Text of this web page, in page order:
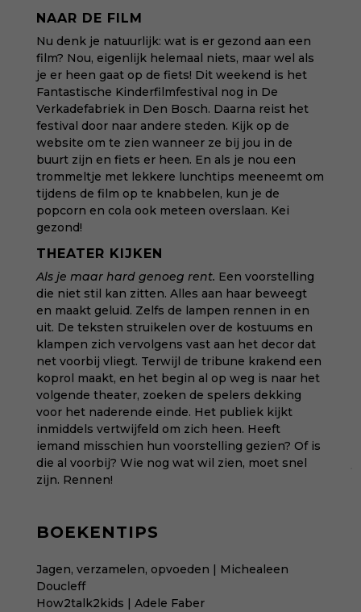
NAAR DE FILM
Nu denk je natuurlijk: wat is er gezond aan een
film? Nou, eigenlijk helemaal niets, maar wel als
je er heen gaat op de fiets! Dit weekend is het
Fantastische Kinderfilmfestival nog in De
Verkadefabriek in Den Bosch. Daarna reist het
festival door naar andere steden. Kijk op de
website om te zien wanneer ze bij jou in de
buurt zijn en fiets er heen. En als je nou een
trommeltje met lekkere lunchtips meeneemt om
tijdens de film op te knabbelen, kun je de
popcorn en cola ook meteen overslaan. Kei
gezond!
THEATER KIJKEN
Als je maar hard genoeg rent. Een voorstelling
die niet stil kan zitten. Alles aan haar beweegt
en maakt geluid. Zelfs de lampen rennen in en
uit. De teksten struikelen over de kostuums en
klampen zich vervolgens vast aan het decor dat
net voorbij vliegt. Terwijl de tribune krakend een
koprol maakt, en het begin al op weg is naar het
volgende theater, zoeken de spelers dekking
voor het naderende einde. Het publiek kijkt
inmiddels vertwijfeld om zich heen. Heeft
iemand misschien hun voorstelling gezien? Of is
die al voorbij? Wie nog wat wil zien, moet snel
zijn. Rennen!
BOEKENTIPS
Jagen, verzamelen, opvoeden | Michealeen
Doucleff
How2talk2kids | Adele Faber